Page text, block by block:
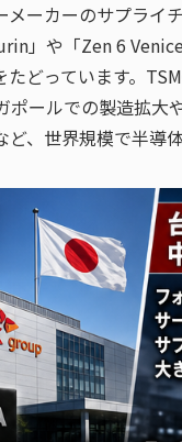
ーカーのサプライ
」や「Zen 6
どっています。
ールでの製造拡大
、世界規模で半導